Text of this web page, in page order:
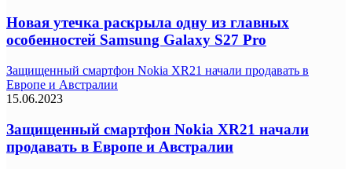
Новая утечка раскрыла одну из главных
особенностей Samsung Galaxy S27 Pro
Защищенный смартфон Nokia XR21 начали продавать в
Европе и Австралии
15.06.2023
Защищенный смартфон Nokia XR21 начали
продавать в Европе и Австралии